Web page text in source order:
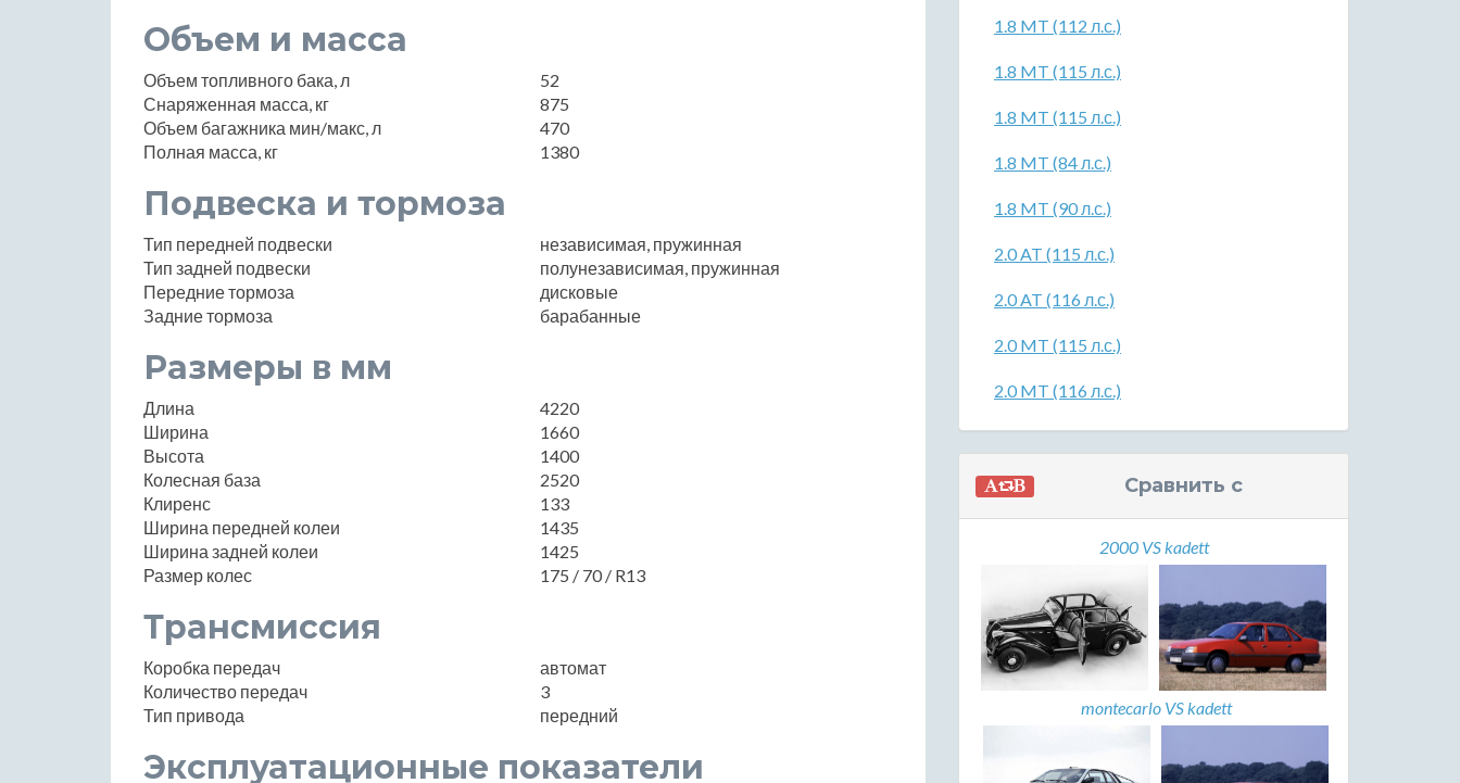
Объем и масса
Объем топливного бака, л
52
Снаряженная масса, кг
875
Объем багажника мин/макс, л
470
Полная масса, кг
1380
Подвеска и тормоза
Тип передней подвески
независимая, пружинная
Тип задней подвески
полунезависимая, пружинная
Передние тормоза
дисковые
Задние тормоза
барабанные
Размеры в мм
Длина
4220
Ширина
1660
Высота
1400
Колесная база
2520
Клиренс
133
Ширина передней колеи
1435
Ширина задней колеи
1425
Размер колес
175 / 70 / R13
Трансмиссия
Коробка передач
автомат
Количество передач
3
Тип привода
передний
Эксплуатационные показатели
1.8 MT (112 л.с.)
1.8 MT (115 л.с.)
1.8 MT (115 л.с.)
1.8 MT (84 л.с.)
1.8 MT (90 л.с.)
2.0 AT (115 л.с.)
2.0 AT (116 л.с.)
2.0 MT (115 л.с.)
2.0 MT (116 л.с.)
Сравнить с
2000 VS kadett
montecarlo VS kadett